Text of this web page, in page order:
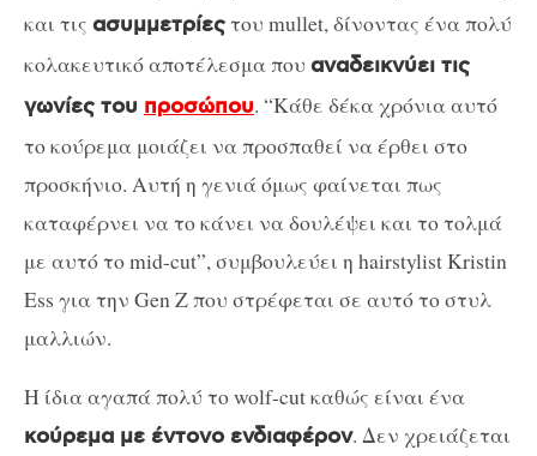
και τις ασυμμετρίεςτου mullet, δίνοντας ένα πολύ
κολακευτικό αποτέλεσμα που αναδεικνύει τις
γωνίες του προσώπου. “Κάθε δέκα χρόνια αυτό
το κούρεμα μοιάζει να προσπαθεί να έρθει στο
προσκήνιο. Αυτή η γενιά όμως φαίνεται πως
καταφέρνει να το κάνει να δουλέψει και το τολμά
με αυτό το mid-cut”, συμβουλεύει η hairstylist Kristin
Ess για την Gen Z που στρέφεται σε αυτό το στυλ
μαλλιών.
Η ίδια αγαπά πολύ το wolf-cut καθώς είναι ένα
κούρεμα με έντονο ενδιαφέρον. Δεν χρειάζεται